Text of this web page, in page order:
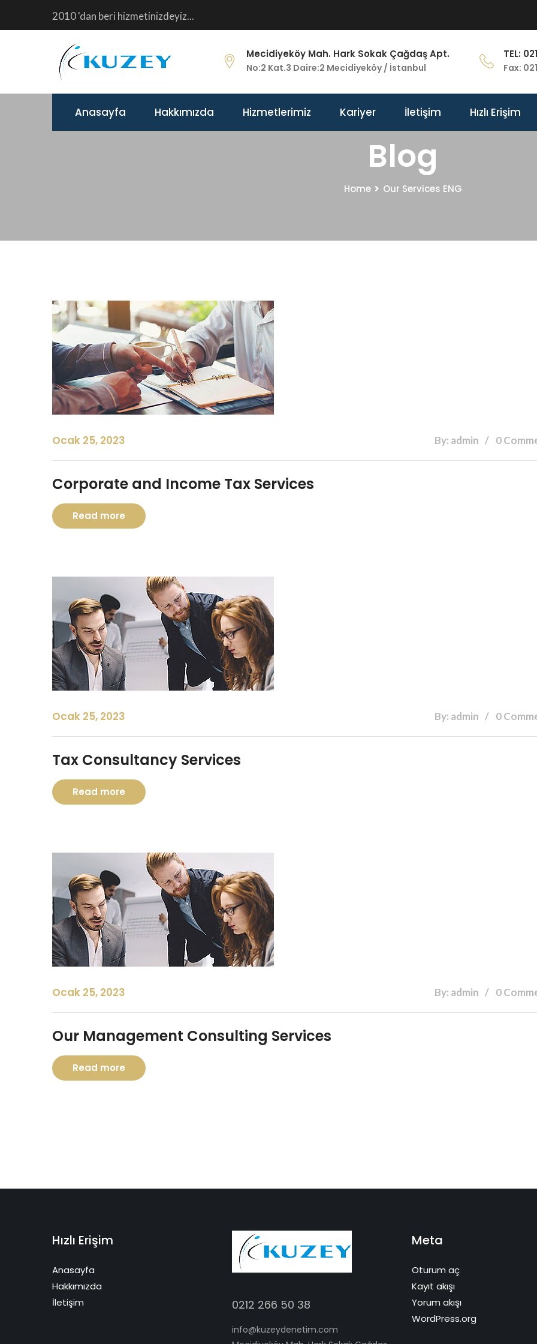
2010 'dan beri hizmetinizdeyiz...
Mecidiyeköy Mah. Hark Sokak Çağdaş Apt.
No:2 Kat.3 Daire:2 Mecidiyeköy / İstanbul
TEL:
Fax:
Anasayfa Hakkımızda Hizmetlerimiz Kariyer İletişim Hızlı Erişim
Blog
Home Our Services ENG
Ocak 25, 2023 By: admin 0
Corporate and Income Tax Services
Read more
Ocak 25, 2023 By: admin 0
Tax Consultancy Services
Read more
Ocak 25, 2023 By: admin 0
Our Management Consulting Services
Read more
Hızlı Erişim
Anasayfa
Hakkımızda
İletişim
0212 266 50 38
info@kuzeydenetim.com
Meta
Oturum aç
Kayıt akışı
Yorum akışı
WordPress.org